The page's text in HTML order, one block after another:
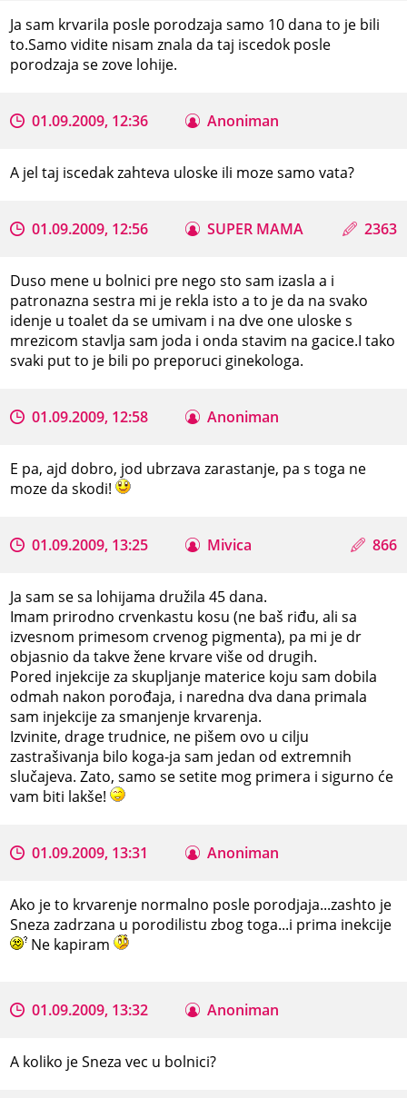
Ja sam krvarila posle porodzaja samo 10 dana to je bili
to.Samo vidite nisam znala da taj iscedok posle
porodzaja se zove lohije.
01.09.2009, 12:36 Anoniman
A jel taj iscedak zahteva uloske ili moze samo vata?
01.09.2009, 12:56 SUPER MAMA 2363
Duso mene u bolnici pre nego sto sam izasla a i
patronazna sestra mi je rekla isto a to je da na svako
idenje u toalet da se umivam i na dve one uloske s
mrezicom stavlja sam joda i onda stavim na gacice.I tako
svaki put to je bili po preporuci ginekologa.
01.09.2009, 12:58 Anoniman
E pa, ajd dobro, jod ubrzava zarastanje, pa s toga ne
moze da skodi!
01.09.2009, 13:25 Mivica 866
Ja sam se sa lohijama družila 45 dana.
Imam prirodno crvenkastu kosu (ne baš riđu, ali sa
izvesnom primesom crvenog pigmenta), pa mi je dr
objasnio da takve žene krvare više od drugih.
Pored injekcije za skupljanje materice koju sam dobila
odmah nakon porođaja, i naredna dva dana primala
sam injekcije za smanjenje krvarenja.
Izvinite, drage trudnice, ne pišem ovo u cilju
zastrašivanja bilo koga-ja sam jedan od extremnih
slučajeva. Zato, samo se setite mog primera i sigurno će
vam biti lakše!
01.09.2009, 13:31 Anoniman
Ako je to krvarenje normalno posle porodjaja...zashto je
Sneza zadrzana u porodilistu zbog toga...i prima inekcije
Ne kapiram
01.09.2009, 13:32 Anoniman
A koliko je Sneza vec u bolnici?